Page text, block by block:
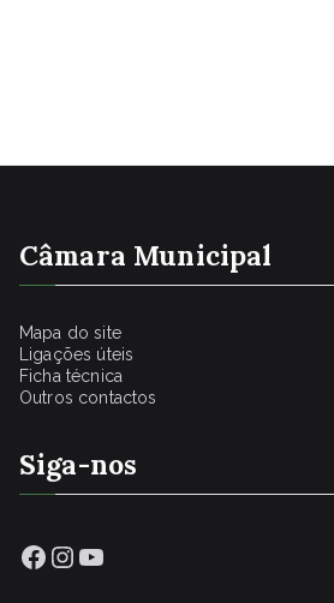
Câmara Municipal
Mapa do site
Ligações úteis
Ficha técnica
Outros contactos
Siga-nos
Facebook
Instagram
YouTube